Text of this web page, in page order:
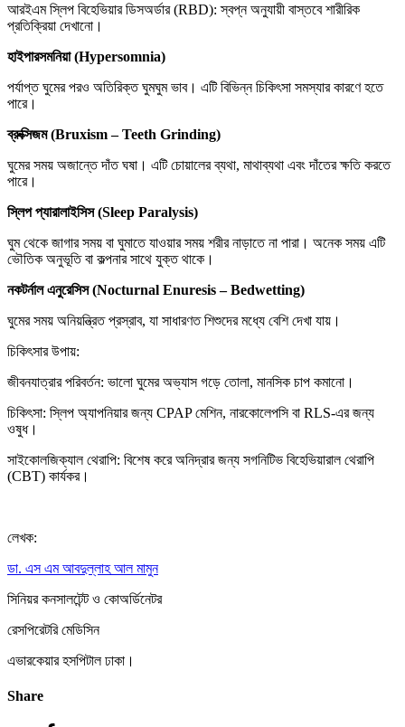
আরইএম স্লিপ বিহেভিয়ার ডিসঅর্ডার (RBD): স্বপ্ন অনুযায়ী বাস্তবে শারীরিক
প্রতিক্রিয়া দেখানো।
হাইপারসমনিয়া(Hypersomnia)
পর্যাপ্ত ঘুমের পরও অতিরিক্ত ঘুমঘুম ভাব। এটি বিভিন্ন চিকিৎসা সমস্যার কারণে হতে
পারে।
ব্রুক্সিজম(Bruxism – Teeth Grinding)
ঘুমের সময় অজান্তে দাঁত ঘষা। এটি চোয়ালের ব্যথা, মাথাব্যথা এবং দাঁতের ক্ষতি করতে
পারে।
স্লিপ প্যারালাইসিস(Sleep Paralysis)
ঘুম থেকে জাগার সময় বা ঘুমাতে যাওয়ার সময় শরীর নাড়াতে না পারা। অনেক সময় এটি
ভৌতিক অনুভূতি বা কল্পনার সাথে যুক্ত থাকে।
নকটর্নাল এনুরেসিস(Nocturnal Enuresis – Bedwetting)
ঘুমের সময় অনিয়ন্ত্রিত প্রস্রাব, যা সাধারণত শিশুদের মধ্যে বেশি দেখা যায়।
চিকিৎসার উপায়:
জীবনযাত্রার পরিবর্তন: ভালো ঘুমের অভ্যাস গড়ে তোলা, মানসিক চাপ কমানো।
চিকিৎসা: স্লিপ অ্যাপনিয়ার জন্য CPAP মেশিন, নারকোলেপসি বা RLS-এর জন্য
ওষুধ।
সাইকোলজিক্যাল থেরাপি: বিশেষ করে অনিদ্রার জন্য সগনিটিভ বিহেভিয়ারাল থেরাপি
(CBT) কার্যকর।
লেখক:
ডা. এস এম আবদুল্লাহ আল মামুন
সিনিয়র কনসালটেন্ট ও কোঅর্ডিনেটর
রেসপিরেটরি মেডিসিন
এভারকেয়ার হসপিটাল ঢাকা।
Share